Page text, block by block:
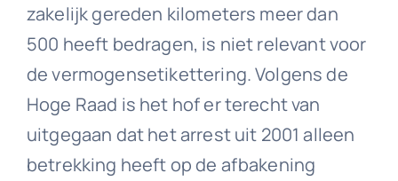
zakelijk gereden kilometers meer dan
500 heeft bedragen, is niet relevant voor
de vermogensetikettering. Volgens de
Hoge Raad is het hof er terecht van
uitgegaan dat het arrest uit 2001 alleen
betrekking heeft op de afbakening